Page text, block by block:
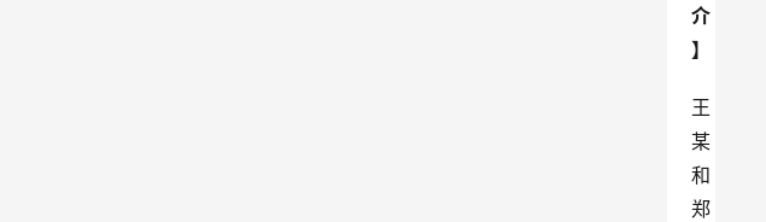
介
】
王
某
和
郑